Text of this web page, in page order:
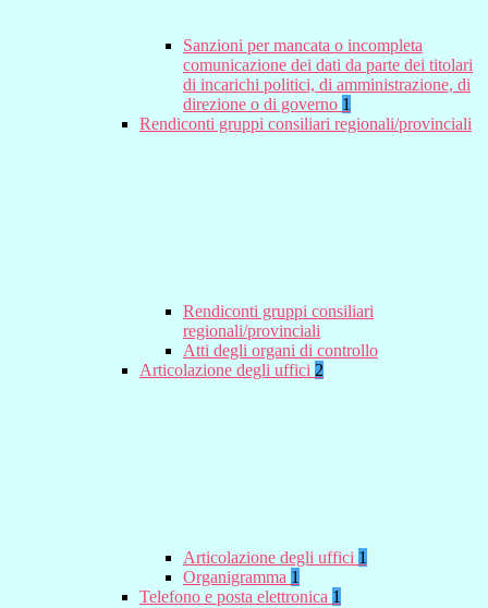
Sanzioni per mancata o incompleta
comunicazione dei dati da parte dei titolari
di incarichi politici, di amministrazione, di
direzione o di governo 1
Rendiconti gruppi consiliari regionali/provinciali
Rendiconti gruppi consiliari
regionali/provinciali
Atti degli organi di controllo
Articolazione degli uffici 2
Articolazione degli uffici 1
Organigramma 1
Telefono e posta elettronica 1